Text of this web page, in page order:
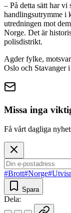
– På detta sätt har vi
handlingsutrymme i
utredningen mot
Norge. Det är
polisdistrikt.
Agder fylke,
Oslo och Stavanger
Missa inga
Få vårt dagliga
#Brott#Norge
Spara
Dela: